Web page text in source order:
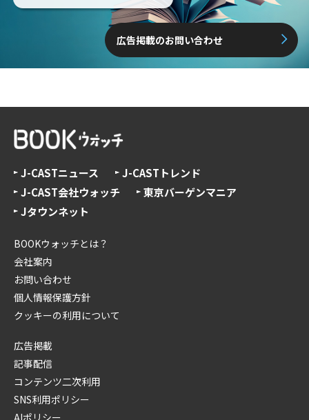
広告掲載のお問い合わせ
J-CASTニュース
J-CASTトレンド
J-CAST会社ウォッチ
東京バーゲンマニア
Jタウンネット
BOOKウォッチとは？
会社案内
お問い合わせ
個人情報保護方針
クッキーの利用について
広告掲載
記事配信
コンテンツ二次利用
SNS利用ポリシー
AIポリシー